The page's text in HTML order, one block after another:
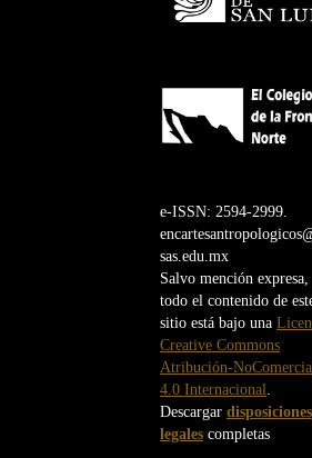
e-ISSN: 2594-2999.
sas.edu.mx
Salvo mención expresa,
todo el contenido de
sitio está bajo una
Creative Commons
Atribución-
4.0 Internacional.
Descargar disposiciones
legales completas